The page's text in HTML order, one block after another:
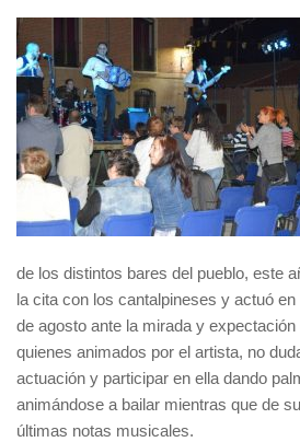
de los distintos bares del pueblo, este
la cita con los cantalpineses y actuó en
de agosto ante la mirada y
quienes animados por el artista, no
actuación y participar en ella dando
animándose a bailar mientras que de
últimas notas musicales.